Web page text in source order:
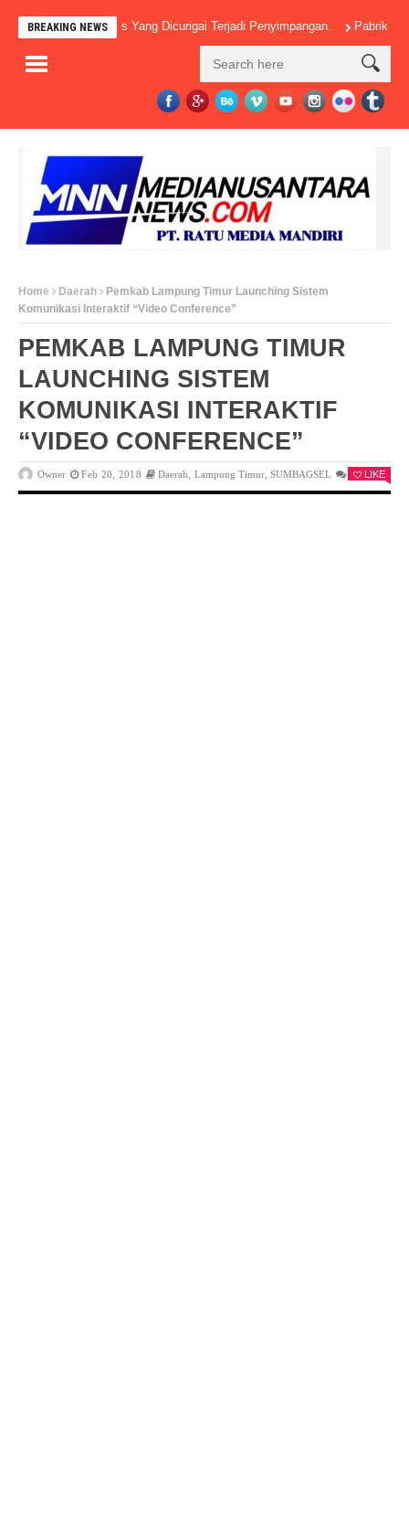
BREAKING NEWS
Pos-Pos Yang Dicurigai Terjadi Penyimpangan. Pabrik Kelapa
Home Daerah
Pemkab Lampung Timur Launching Sistem
Komunikasi Interaktif “Video Conference”
PEMKAB LAMPUNG TIMUR
LAUNCHING SISTEM
KOMUNIKASI INTERAKTIF
“VIDEO CONFERENCE”
Owner Feb 20, 2018 Daerah Lampung Timur,SUMBAGSEL 0 LIKE